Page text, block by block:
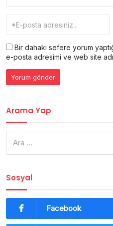
Bir dahaki sefere yorum
e-posta adresimi ve web site
Arama Yap
Sosyal
Facebook